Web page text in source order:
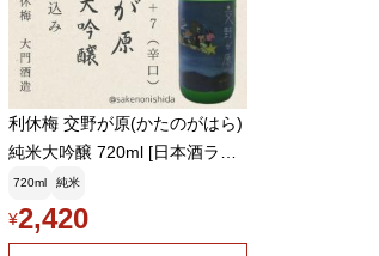
利休梅 交野が原(かたのがはら)
純米大吟醸 720ml [日本酒ラン
キング 大阪地酒 大門酒造]
720ml 純米
¥2,420